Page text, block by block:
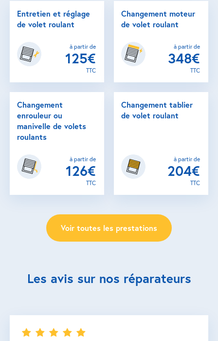
Entretien et réglage
de volet roulant
à partir de
125€
TTC
Changement moteur
de volet roulant
à partir de
348€
TTC
Changement
enrouleur ou
manivelle de volets
roulants
à partir de
126€
TTC
Changement tablier
de volet roulant
à partir de
204€
TTC
Voir toutes les prestations
Les avis sur nos réparateurs